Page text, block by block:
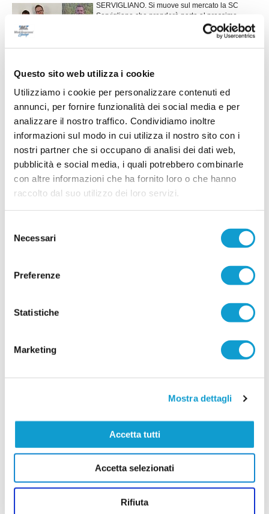
Questo sito web utilizza i cookie
Utilizziamo i cookie per personalizzare contenuti ed
annunci, per fornire funzionalità dei social media e per
analizzare il nostro traffico. Condividiamo inoltre
informazioni sul modo in cui utilizza il nostro sito con i
nostri partner che si occupano di analisi dei dati web,
pubblicità e social media, i quali potrebbero combinarle
con altre informazioni che ha fornito loro o che hanno
raccolto dal suo utilizzo dei loro servizi.
delNecessari
Preferenze
Statistiche
Marketing
Mostra dettagli
Accetta tutti
Accetta selezionati
Rifiuta
SERVIGLIANO. Si muove sul mercato la SC
Servigliano che prenderà parte al prossimo
campionato di Terza categoria. Negli ultimi giorni
il DS Mirco Settimi ha messo a segno due colpi di
27/07/2026
PORTO SANT'ELPIDIO. Del Gatto: "Per me è
un ritorno a casa"
L'avventura di Andrea Del Gatto sulla panchina
del Porto Sant'Elpidio è pronta a iniziare. Dopo
anni da vice allenatore in piazze importanti come
Montegranaro, Fermana e Montegiorgio, il tecnico
debutterà da primo
...leggi
23/07/2026
L'Atletico M.U. 84 continua a muoversi sul
mercato e mette a segno un doppio colpo per il
...leggi